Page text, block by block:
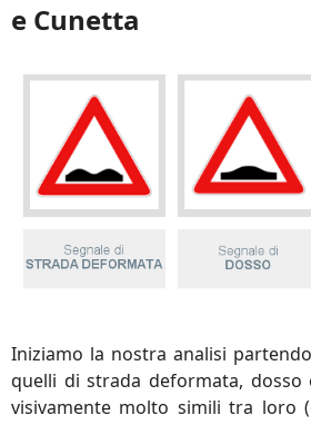
e Cunetta
Iniziamo la nostra analisi
quelli di strada deformata, dosso
visivamente molto simili tra loro